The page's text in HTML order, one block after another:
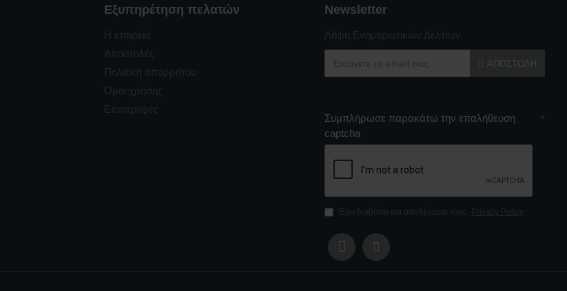
Εξυπηρέτηση πελατών
Η εταιρεία
Αποστολές
Πολιτική απορρήτου
Όροι χρήσης
Επιστροφές
Newsletter
Λήψη Ενημερωτικών Δελτίων
ΑΠΟΣΤΟΛΉ
Συμπλήρωσε παρακάτω την επαλήθευση
captcha
Έχω διαβάσει και αποδέχομαι τους Privacy Policy